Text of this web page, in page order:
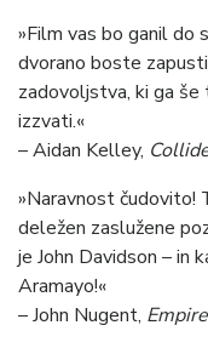
»Film vas bo ganil do
dvorano boste
zadovoljstva, ki ga
izzvati.«
– Aidan Kelley,
»Naravnost čudovito!
deležen zaslužene
je John Davidson – in
Aramayo!«
– John Nugent, Empire